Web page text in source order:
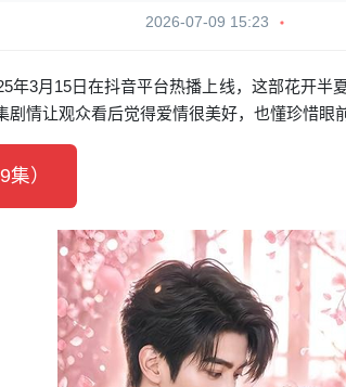
2026-07-09 15:23
年3月15日在抖音平台热播上线，这部花开
情让观众看后觉得爱情很美好，也懂珍惜眼
）